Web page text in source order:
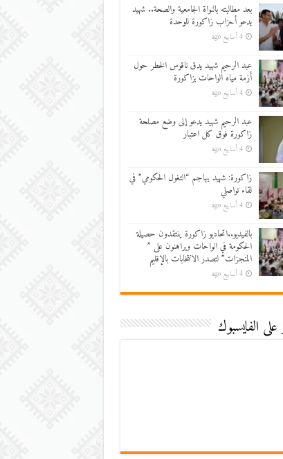
بعد مطالبته بالنواة الجامعية والصحة.. شهيد
يدعو أحزاب زاكورة للوحدة
4 أسابيع ago
عبد الرحيم شهيد يدق ناقوس الخطر حول
أزمة مياه الواحات بزاكورة
4 أسابيع ago
عبد الرحيم شهيد يدعو إلى وضع مصلحة
زاكورة فوق كل اعتبار
4 أسابيع ago
زاكورة: شهيد يهاجم “التغول الحكومي” في
لقاء تواصلي
4 أسابيع ago
بالفيديو..اتحاديو زاكورة ينتقدون حصيلة
الحكومة في الواحات ويراهنون على ”
المنجزات” لتصدر الانتخابات بالإقليم
4 أسابيع ago
الفايسبوك